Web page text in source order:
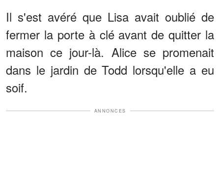
Il s'est avéré que Lisa avait oublié de
fermer la porte à clé avant de quitter la
maison ce jour-là. Alice se promenait
dans le jardin de Todd lorsqu'elle a eu
soif.
ANNONCES